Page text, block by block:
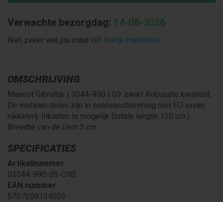
Verwachte bezorgdag: 14-08-2026
Niet zeker wat jou maat is? Bekijk maattabel
OMSCHRIJVING
Mascot Gibraltar | 3044-990 | 09-zwart Robuuste kwaliteit.
De metalen delen zijn in overeenstemming met EU-eisen
nikkelvrij. Inkorten is mogelijk (totale lengte 120 cm.).
Breedte van de riem 3 cm.
SPECIFICATIES
Artikelnummer
03044-990-09-ONE
EAN nummer
5707209154026